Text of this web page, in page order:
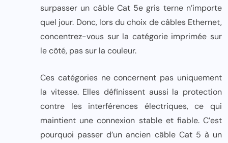
surpasser un câble Cat 5e gris terne n’importe
quel jour. Donc, lors du choix de câbles Ethernet,
concentrez-vous sur la catégorie imprimée sur
le côté, pas sur la couleur.
Ces catégories ne concernent pas uniquement
la vitesse. Elles définissent aussi la protection
contre les interférences électriques, ce qui
maintient une connexion stable et fiable. C’est
pourquoi passer d’un ancien câble Cat 5 à un